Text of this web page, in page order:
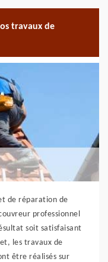
travaux de
de réparation de
professionnel
soit satisfaisant
les travaux de
être réalisés sur